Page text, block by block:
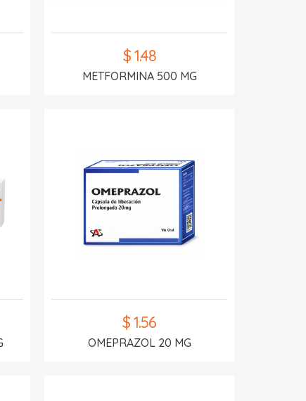
$ 1.48
METFORMINA 500 MG
$ 1.56
OMEPRAZOL 20 MG